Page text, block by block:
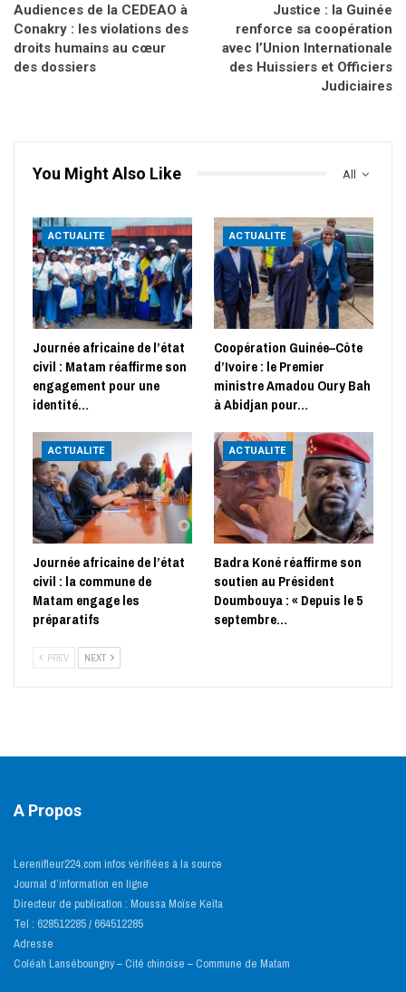
Audiences de la CEDEAO à
Conakry : les violations des
droits humains au cœur
des dossiers
Justice : la Guinée
renforce sa coopération
avec l’Union Internationale
des Huissiers et Officiers
Judiciaires
All
You Might Also Like
ACTUALITE
Journée africaine de l’état
civil : Matam réaffirme son
engagement pour une
identité…
ACTUALITE
Coopération Guinée–Côte
d’Ivoire : le Premier
ministre Amadou Oury Bah
à Abidjan pour…
ACTUALITE
Journée africaine de l’état
civil : la commune de
Matam engage les
préparatifs
ACTUALITE
Badra Koné réaffirme son
soutien au Président
Doumbouya : « Depuis le 5
septembre…
PREV NEXT
A Propos
Lerenifleur224.com infos vérifiées à la source
Journal d’information en ligne
Directeur de publication : Moussa Moïse Keïta
Tel : 628512285 / 664512285
Adresse
Coléah Lanséboungny – Cité chinoise – Commune de Matam